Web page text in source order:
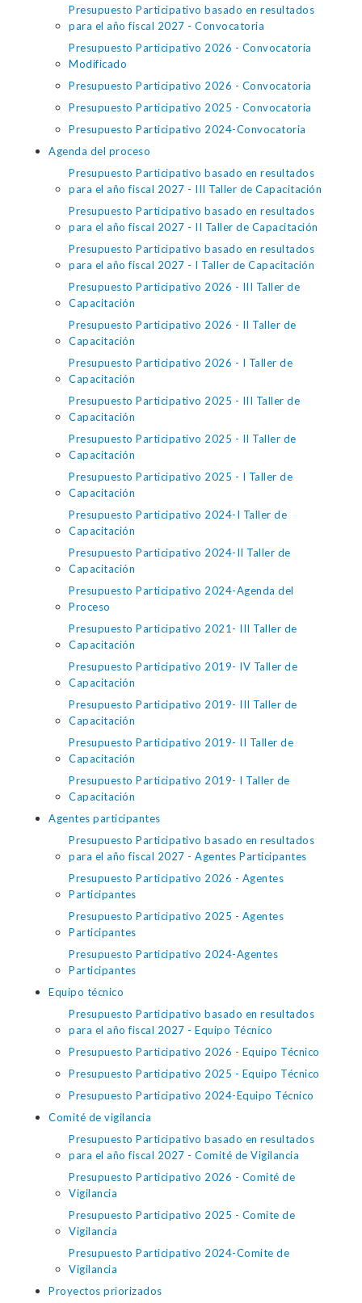
Presupuesto Participativo basado en resultados
para el año fiscal 2027 - Convocatoria
Presupuesto Participativo 2026 - Convocatoria
Modificado
Presupuesto Participativo 2026 - Convocatoria
Presupuesto Participativo 2025 - Convocatoria
Presupuesto Participativo 2024-Convocatoria
Agenda del proceso
Presupuesto Participativo basado en resultados
para el año fiscal 2027 - III Taller de Capacitación
Presupuesto Participativo basado en resultados
para el año fiscal 2027 - II Taller de Capacitación
Presupuesto Participativo basado en resultados
para el año fiscal 2027 - I Taller de Capacitación
Presupuesto Participativo 2026 - III Taller de
Capacitación
Presupuesto Participativo 2026 - II Taller de
Capacitación
Presupuesto Participativo 2026 - I Taller de
Capacitación
Presupuesto Participativo 2025 - III Taller de
Capacitación
Presupuesto Participativo 2025 - II Taller de
Capacitación
Presupuesto Participativo 2025 - I Taller de
Capacitación
Presupuesto Participativo 2024-I Taller de
Capacitación
Presupuesto Participativo 2024-II Taller de
Capacitación
Presupuesto Participativo 2024-Agenda del
Proceso
Presupuesto Participativo 2021- III Taller de
Capacitación
Presupuesto Participativo 2019- IV Taller de
Capacitación
Presupuesto Participativo 2019- III Taller de
Capacitación
Presupuesto Participativo 2019- II Taller de
Capacitación
Presupuesto Participativo 2019- I Taller de
Capacitación
Agentes participantes
Presupuesto Participativo basado en resultados
para el año fiscal 2027 - Agentes Participantes
Presupuesto Participativo 2026 - Agentes
Participantes
Presupuesto Participativo 2025 - Agentes
Participantes
Presupuesto Participativo 2024-Agentes
Participantes
Equipo técnico
Presupuesto Participativo basado en resultados
para el año fiscal 2027 - Equipo Técnico
Presupuesto Participativo 2026 - Equipo Técnico
Presupuesto Participativo 2025 - Equipo Técnico
Presupuesto Participativo 2024-Equipo Técnico
Comité de vigilancia
Presupuesto Participativo basado en resultados
para el año fiscal 2027 - Comité de Vigilancia
Presupuesto Participativo 2026 - Comité de
Vigilancia
Presupuesto Participativo 2025 - Comite de
Vigilancia
Presupuesto Participativo 2024-Comite de
Vigilancia
Proyectos priorizados